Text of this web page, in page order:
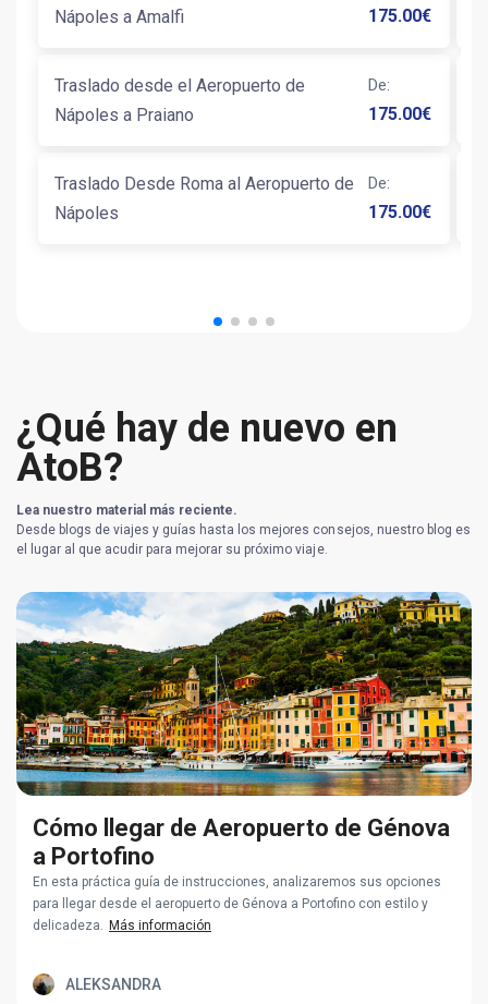
Nápoles a Amalfi
175.00€
Traslado desde el Aeropuerto de
Nápoles a Praiano
De:
175.00€
Traslado Desde Roma al Aeropuerto de
Nápoles
De:
175.00€
¿Qué hay de nuevo en
AtoB?
Lea nuestro material más reciente.
Desde blogs de viajes y guías hasta los mejores consejos, nuestro blog es
el lugar al que acudir para mejorar su próximo viaje.
Cómo llegar de Aeropuerto de Génova
a Portofino
En esta práctica guía de instrucciones, analizaremos sus opciones
para llegar desde el aeropuerto de Génova a Portofino con estilo y
delicadeza. Más información
ALEKSANDRA